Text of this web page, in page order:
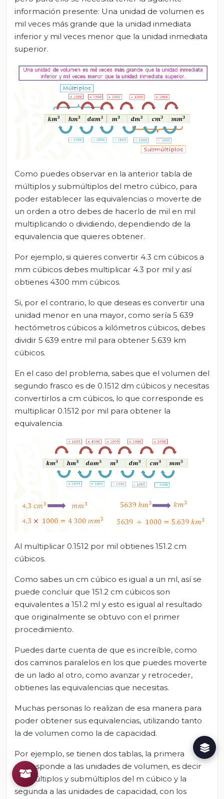
información presente: Una unidad de volumen es
mil veces más grande que la unidad inmediata
inferior y mil veces menor que la unidad inmediata
superior.
Como puedes observar en la anterior tabla de
múltiplos y submúltiplos del metro cúbico, para
poder establecer las equivalencias o moverte de
un orden a otro debes de hacerlo de mil en mil
multiplicando o dividiendo, dependiendo de la
equivalencia que quieres obtener.
Por ejemplo, si quieres convertir 4.3 cm cúbicos a
mm cúbicos debes multiplicar 4.3 por mil y así
obtienes 4300 mm cúbicos.
Si, por el contrario, lo que deseas es convertir una
unidad menor en una mayor, como sería 5 639
hectómetros cúbicos a kilómetros cúbicos, debes
dividir 5 639 entre mil para obtener 5.639 km
cúbicos.
En el caso del problema, sabes que el volumen del
segundo frasco es de 0.1512 dm cúbicos y necesitas
convertirlos a cm cúbicos, lo que corresponde es
multiplicar 0.1512 por mil para obtener la
equivalencia.
Al multiplicar 0.1512 por mil obtienes 151.2 cm
cúbicos.
Como sabes un cm cúbico es igual a un ml, así se
puede concluir que 151.2 cm cúbicos son
equivalentes a 151.2 ml y esto es igual al resultado
que originalmente se obtuvo con el primer
procedimiento.
Puedes darte cuenta de que es increíble, como
dos caminos paralelos en los que puedes moverte
de un lado al otro, como avanzar y retroceder,
obtienes las equivalencias que necesitas.
Muchas personas lo realizan de esa manera para
poder obtener sus equivalencias, utilizando tanto
la de volumen como la de capacidad.
Por ejemplo, se tienen dos tablas, la primera
corresponde a las unidades de volumen, es decir
los múltiplos y submúltiplos del m cúbico y la
segunda a las unidades de capacidad, con los